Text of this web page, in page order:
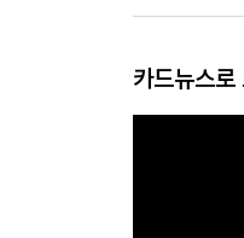
카드뉴스로